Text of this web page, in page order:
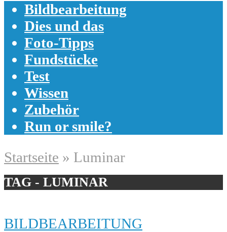
Bildbearbeitung
Dies und das
Foto-Tipps
Fundstücke
Test
Wissen
Zubehör
Run or smile?
Startseite » Luminar
TAG - LUMINAR
BILDBEARBEITUNG